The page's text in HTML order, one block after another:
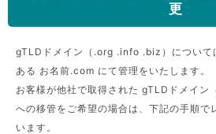
更
gTLDドメイン（.org .info .biz）について
ある お名前.com にて管理をいたします。
お客様が他社で取得された gTLDドメイ
への移管をご希望の場合は、下記の手順で
います。